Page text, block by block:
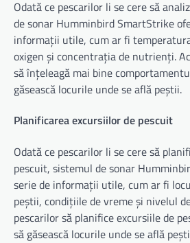
Odată ce pescarilor li se cere să
de sonar Humminbird SmartStrike
informații utile, cum ar fi
oxigen și concentrația de nutrienți.
să înțeleagă mai bine
găsească locurile unde se află peștii.
Planificarea excursiilor de pescuit
Odată ce pescarilor li se cere să
pescuit, sistemul de sonar
serie de informații utile, cum ar fi
peștii, condițiile de vreme și nivelul
pescarilor să planifice excursiile de
să găsească locurile unde se află